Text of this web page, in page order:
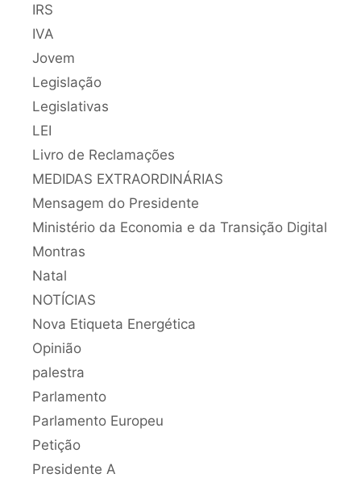
IRS
IVA
Jovem
Legislação
Legislativas
LEI
Livro de Reclamações
MEDIDAS EXTRAORDINÁRIAS
Mensagem do Presidente
Ministério da Economia e da Transição Digital
Montras
Natal
NOTÍCIAS
Nova Etiqueta Energética
Opinião
palestra
Parlamento
Parlamento Europeu
Petição
Presidente A